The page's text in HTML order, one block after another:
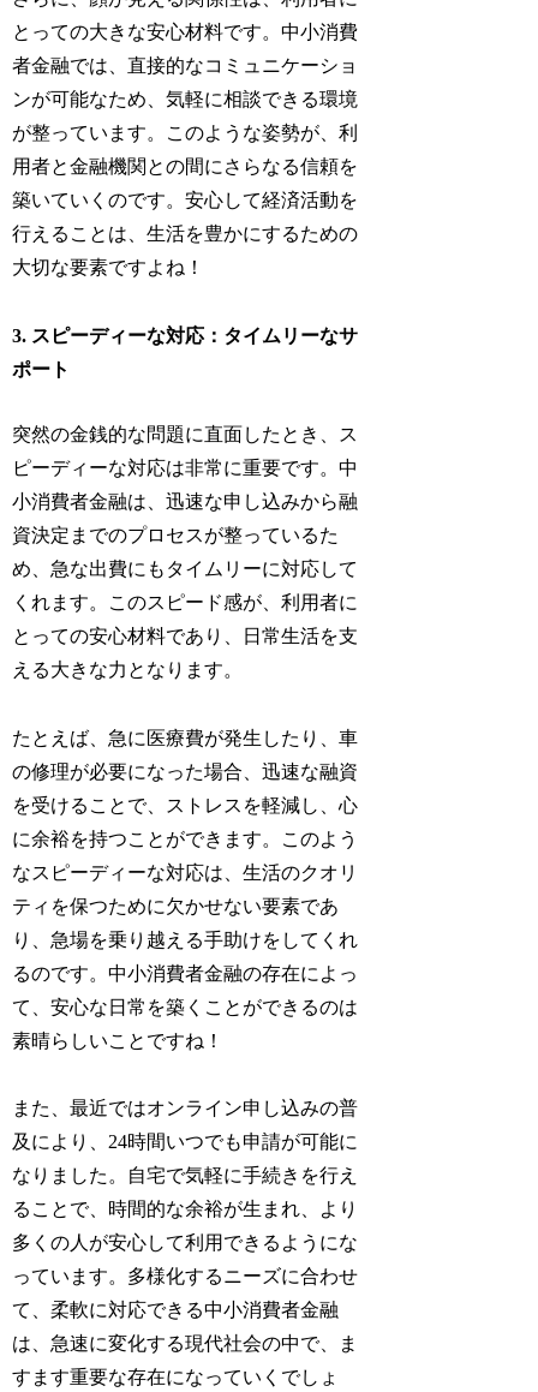
とっての大きな安心材料です。中小消費
者金融では、直接的なコミュニケーショ
ンが可能なため、気軽に相談できる環境
が整っています。このような姿勢が、利
用者と金融機関との間にさらなる信頼を
築いていくのです。安心して経済活動を
行えることは、生活を豊かにするための
大切な要素ですよね！
3. スピーディーな対応：タイムリーなサ
ポート
突然の金銭的な問題に直面したとき、ス
ピーディーな対応は非常に重要です。中
小消費者金融は、迅速な申し込みから融
資決定までのプロセスが整っているた
め、急な出費にもタイムリーに対応して
くれます。このスピード感が、利用者に
とっての安心材料であり、日常生活を支
える大きな力となります。
たとえば、急に医療費が発生したり、車
の修理が必要になった場合、迅速な融資
を受けることで、ストレスを軽減し、心
に余裕を持つことができます。このよう
なスピーディーな対応は、生活のクオリ
ティを保つために欠かせない要素であ
り、急場を乗り越える手助けをしてくれ
るのです。中小消費者金融の存在によっ
て、安心な日常を築くことができるのは
素晴らしいことですね！
また、最近ではオンライン申し込みの普
及により、24時間いつでも申請が可能に
なりました。自宅で気軽に手続きを行え
ることで、時間的な余裕が生まれ、より
多くの人が安心して利用できるようにな
っています。多様化するニーズに合わせ
て、柔軟に対応できる中小消費者金融
は、急速に変化する現代社会の中で、ま
すます重要な存在になっていくでしょ